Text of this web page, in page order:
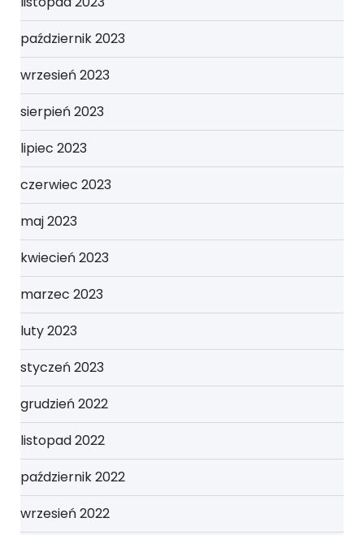
październik 2023
wrzesień 2023
sierpień 2023
lipiec 2023
czerwiec 2023
maj 2023
kwiecień 2023
marzec 2023
luty 2023
styczeń 2023
grudzień 2022
listopad 2022
październik 2022
wrzesień 2022